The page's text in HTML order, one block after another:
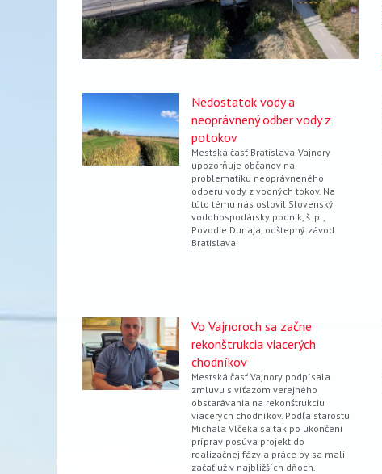
Nedostatok vody a
neoprávnený odber vody z
potokov
Mestská časť Bratislava-Vajnory
upozorňuje občanov na
problematiku neoprávneného
odberu vody z vodných tokov. Na
túto tému nás oslovil Slovenský
vodohospodársky podnik, š. p.,
Povodie Dunaja, odštepný závod
Bratislava
Vo Vajnoroch sa začne
rekonštrukcia viacerých
chodníkov
Mestská časť Vajnory podpísala
zmluvu s víťazom verejného
obstarávania na rekonštrukciu
viacerých chodníkov. Podľa starostu
Michala Vlčeka sa tak po ukončení
príprav posúva projekt do
realizačnej fázy a práce by sa mali
začať už v najbližších dňoch.